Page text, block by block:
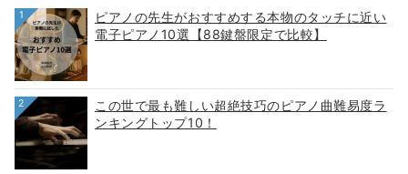
1
ピアノの先生がおすすめする本物のタッチに近い
電子ピアノ10選【88鍵盤限定で比較】
2
この世で最も難しい超絶技巧のピアノ曲難易度ラ
ンキングトップ10！